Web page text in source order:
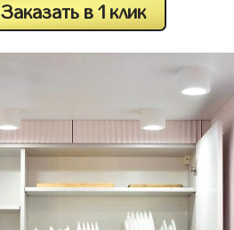
Заказать в 1 клик